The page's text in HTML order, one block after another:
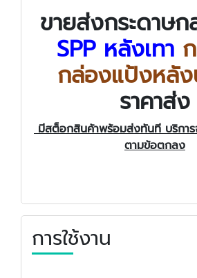
ขายส่งกระดาษ
SPP หลังเทา
กล่องแป้งหลัง
ราคาส่ง
มีสต็อกสินค้าพร้อมส่งทันที บริกา
ตามข้อตกลง
การใช้งาน